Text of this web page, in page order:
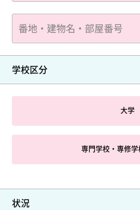
学校区分
大学
専門学校・専修
状況